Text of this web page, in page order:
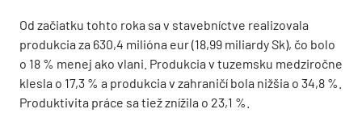
Od začiatku tohto roka sa v stavebníctve realizovala
produkcia za 630,4 milióna eur (18,99 miliardy Sk), čo bolo
o 18 % menej ako vlani. Produkcia v tuzemsku medziročne
klesla o 17,3 % a produkcia v zahraničí bola nižšia o 34,8 %.
Produktivita práce sa tiež znížila o 23,1 %.